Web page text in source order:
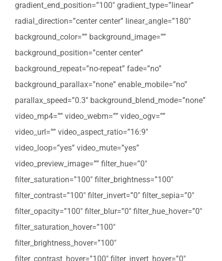
gradient_end_position=”100″ gradient_type=”linear”
radial_direction=”center center” linear_angle=”180″
background_color=”” background_image=””
background_position=”center center”
background_repeat=”no-repeat” fade=”no”
background_parallax=”none” enable_mobile=”no”
parallax_speed=”0.3″ background_blend_mode=”none”
video_mp4=”” video_webm=”” video_ogv=””
video_url=”” video_aspect_ratio=”16:9″
video_loop=”yes” video_mute=”yes”
video_preview_image=”” filter_hue=”0″
filter_saturation=”100″ filter_brightness=”100″
filter_contrast=”100″ filter_invert=”0″ filter_sepia=”0″
filter_opacity=”100″ filter_blur=”0″ filter_hue_hover=”0″
filter_saturation_hover=”100″
filter_brightness_hover=”100″
filter_contrast_hover=”100″ filter_invert_hover=”0″